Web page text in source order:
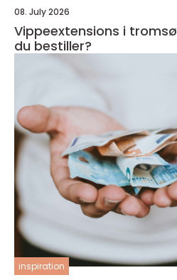
08. July 2026
Vippeextensions i tromsø hva bør du vite før
du bestiller?
inspiration